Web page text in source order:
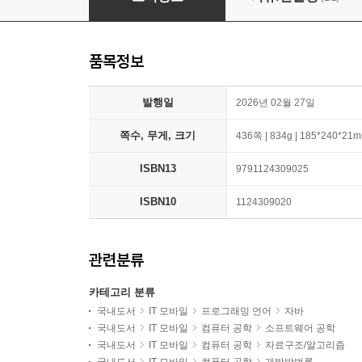
품목정보
발행일 2026년 02월 27일
쪽수, 무게, 크기 436쪽 | 834g |
ISBN13 9791124309025
ISBN10 1124309020
관련분류
카테고리 분류
국내도서 IT 모바일 프로그래밍 언어
자바
국내도서
IT 모바일 컴퓨터 공학
소프트웨어 공학
국내도서
IT 모바일 컴퓨터 공학
자료구조/알고리즘